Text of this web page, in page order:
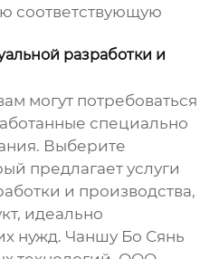
соответствующую
разработки и
могут потребоваться
специально
Выберите
предлагает услуги
и производства,
идеально
нужд. Чаншу Бо Сянь